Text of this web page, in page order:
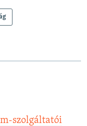
szolgáltatói